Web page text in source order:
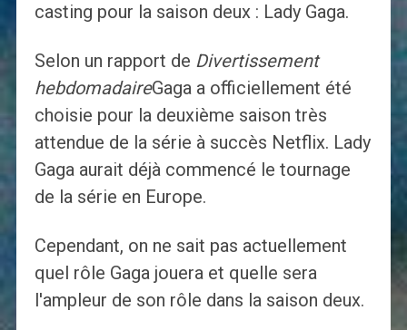
casting pour la saison deux : Lady Gaga.
Selon un rapport de Divertissement
hebdomadaireGaga a officiellement été
choisie pour la deuxième saison très
attendue de la série à succès Netflix. Lady
Gaga aurait déjà commencé le tournage
de la série en Europe.
Cependant, on ne sait pas actuellement
quel rôle Gaga jouera et quelle sera
l'ampleur de son rôle dans la saison deux.